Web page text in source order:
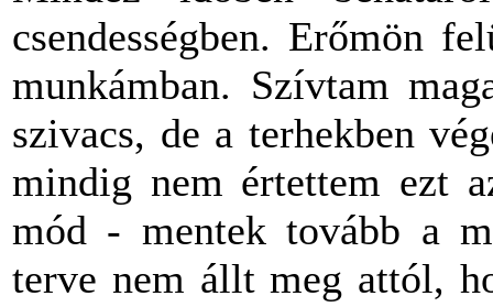
csendességben. Erőmön
munkámban. Szívtam
szivacs, de a terhekben
mindig nem értettem ezt
mód - mentek tovább a
terve nem állt meg attól,